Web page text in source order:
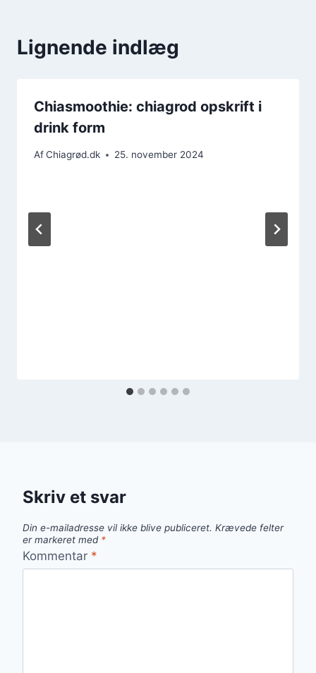
Lignende indlæg
Chiasmoothie: chiagrod opskrift i
drink form
AfChiagrød.dk 25. november 2024
Skriv et svar
Din e-mailadresse vil ikke blive publiceret. Krævede felter
er markeret med *
Kommentar *